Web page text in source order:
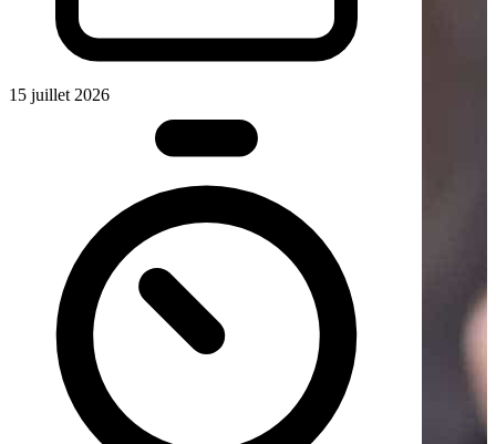
15 juillet 2026